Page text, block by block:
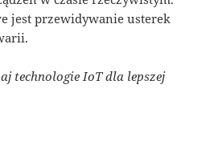
jest przewidywanie usterek
technologie IoT dla lepszej